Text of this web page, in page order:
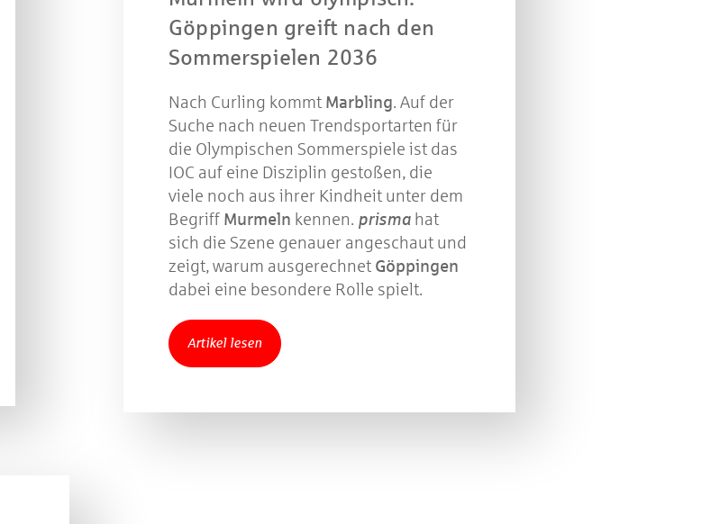
Göppingen greift nach den
Sommerspielen 2036
Nach Curling kommt Marbling. Auf der
Suche nach neuen Trendsportarten für
die Olympischen Sommerspiele ist das
IOC auf eine Disziplin gestoßen, die
viele noch aus ihrer Kindheit unter dem
Begriff Murmeln kennen. prisma hat
sich die Szene genauer angeschaut und
zeigt, warum ausgerechnet Göppingen
dabei eine besondere Rolle spielt.
Artikel lesen
feiert die Kreissparkasse Göppingen in